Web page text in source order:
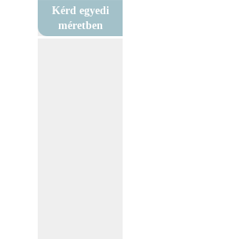
Kérd egyedi
méretben